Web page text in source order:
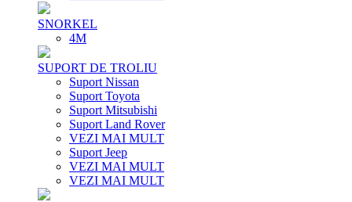
SNORKEL
4M
SUPORT DE TROLIU
Suport Nissan
Suport Toyota
Suport Mitsubishi
Suport Land Rover
VEZI MAI MULT
Suport Jeep
VEZI MAI MULT
VEZI MAI MULT